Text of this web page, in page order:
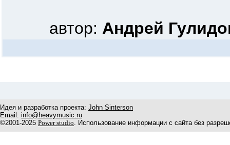
автор: Андрей
Идея и разработка проекта: John Sinterson
Email: info@heavymusic.ru
©2001-2025 Power studio. Использование информации с сайта без